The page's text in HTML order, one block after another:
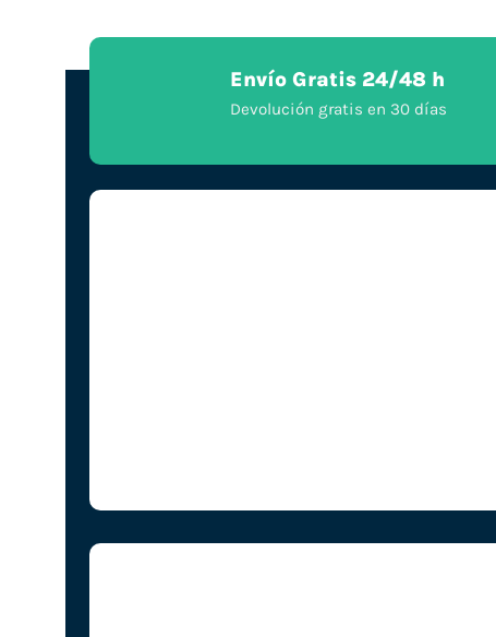
Envío Gratis 24/48 h
Devolución gratis en 30 días